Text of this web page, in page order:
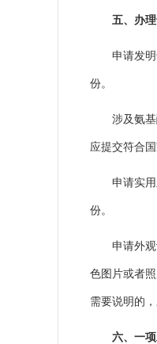
五、办
申请发明专
份。
涉及氨基酸
应提交符合
申请实用新
份。
申请外观设
色图片或者
需要说明的
六、一